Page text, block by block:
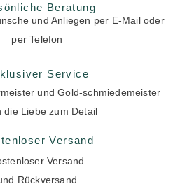
Beratung
und Anliegen per E-Mail oder
per Telefon
Service
und Gold-schmiedemeister
die Liebe zum Detail
Versand
Versand
Rückversand